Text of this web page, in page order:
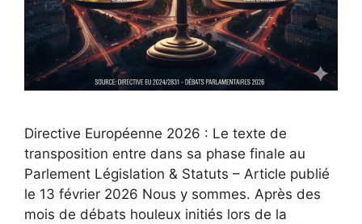
Directive Européenne 2026 : Le texte de
transposition entre dans sa phase finale au
Parlement Législation & Statuts – Article publié
le 13 février 2026 Nous y sommes. Après des
mois de débats houleux initiés lors de la